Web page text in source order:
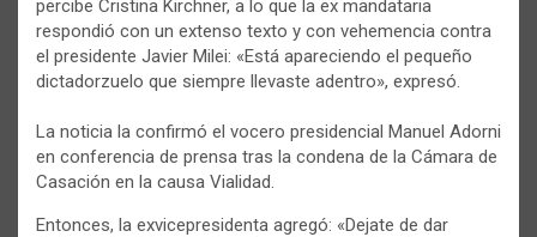
percibe Cristina Kirchner, a lo que la ex mandataria
respondió con un extenso texto y con vehemencia contra
el presidente Javier Milei: «Está apareciendo el pequeño
dictadorzuelo que siempre llevaste adentro», expresó.
La noticia la confirmó el vocero presidencial Manuel Adorni
en conferencia de prensa tras la condena de la Cámara de
Casación en la causa Vialidad.
Entonces, la exvicepresidenta agregó: «Dejate de dar